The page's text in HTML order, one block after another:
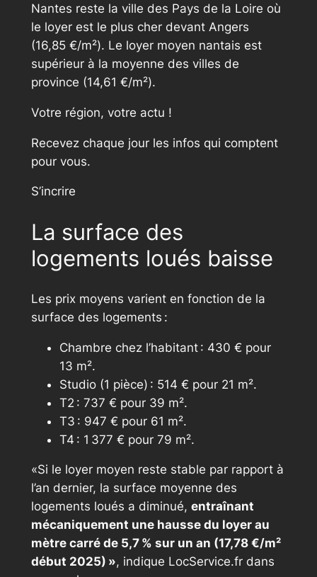
Nantes reste la ville des Pays de la Loire où
le loyer est le plus cher devant Angers
(16,85 €/m²). Le loyer moyen nantais est
supérieur à la moyenne des villes de
province (14,61 €/m²).
Votre région, votre actu !
Recevez chaque jour les infos qui comptent
pour vous.
S’incrire
La surface des
logements loués baisse
Les prix moyens varient en fonction de la
surface des logements :
Chambre chez l’habitant : 430 € pour
13 m².
Studio (1 pièce) : 514 € pour 21 m².
T2 : 737 € pour 39 m².
T3 : 947 € pour 61 m².
T4 : 1 377 € pour 79 m².
«Si le loyer moyen reste stable par rapport à
l’an dernier, la surface moyenne des
logements loués a diminué, entraînant
mécaniquement une hausse du loyer au
mètre carré de 5,7 % sur un an (17,78 €/m²
début 2025) », indique LocService.fr dans